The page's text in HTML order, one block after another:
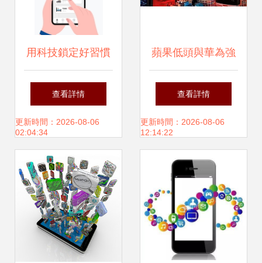
用科技鎖定好習慣
五款實用習慣養成
App深度評測
查看詳情
更新時間：2026-08-06
02:04:34
蘋果低頭與華為強
勢突圍 通信巨頭轉
舵，驚人布局浮出
水面
查看詳情
更新時間：2026-08-06
12:14:22